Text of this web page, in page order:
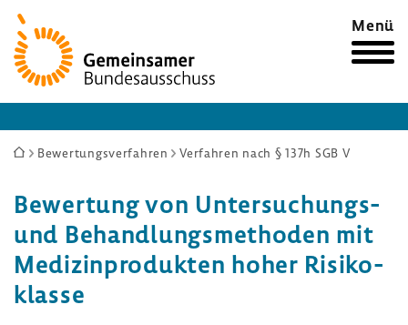
Zur
Startseite
Menü
Sie
hier:
Bewertungsverfahren Verfahren nach § 137h SGB V
Bewer­tung von Untersuchungs-​
und Behand­lungs­me­thoden mit
Medi­zin­pro­dukten hoher Risi­ko­
klasse